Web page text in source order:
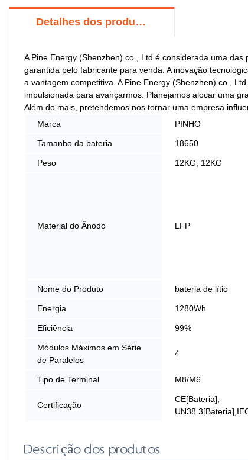
Detalhes dos produtos
A Pine Energy (Shenzhen) co., Ltd é considerada uma
garantida pelo fabricante para venda. A inovação
a vantagem competitiva. A Pine Energy (Shenzhen) co.,
impulsionada para avançarmos. Planejamos alocar uma
Além do mais, pretendemos nos tornar uma empresa
Marca
PINHO
Tamanho da bateria 18650
Peso 12KG, 12KG
Material do Ânodo LFP
Nome do Produto bateria de lítio
Energia 1280Wh
Eficiência 99%
Módulos Máximos em Série
de Paralelos
4
Tipo de Terminal M8/M6
Certificação
CE[Bateria],
Descrição dos produtos